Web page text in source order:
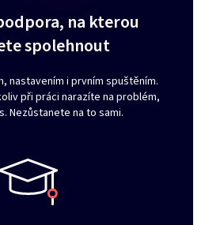
na kterou
spolehnout
nastavením i prvním spuštěním.
při práci narazíte na problém,
Nezůstanete na to sami.